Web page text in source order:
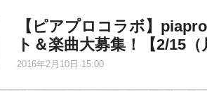
【ピアプロコラボ】
ト＆楽曲大募集！【2/15
2016年2月10日 15:00